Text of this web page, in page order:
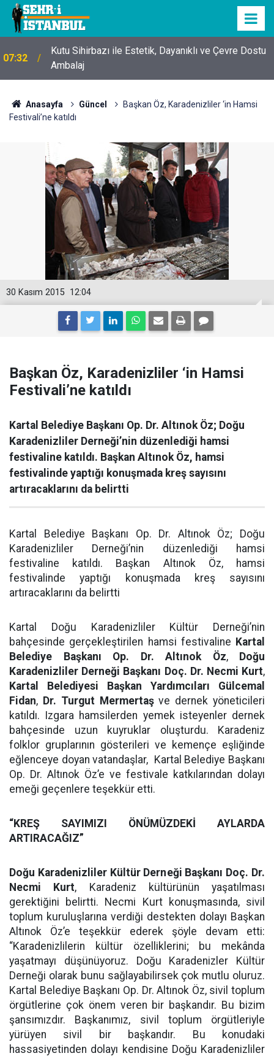
07:32
Kutu Sihirbazı ile Estetik, Dayanıklı ve Çevre Dostu
Ambalaj
Anasayfa Güncel
Başkan Öz, Karadenizliler ‘in Hamsi
Festivali’ne katıldı
12:04
30 Kasım 2015
Başkan Öz, Karadenizliler ‘in Hamsi
Festivali’ne katıldı
Kartal Belediye Başkanı Op. Dr. Altınok Öz; Doğu
Karadenizliler Derneği’nin düzenlediği hamsi
festivaline katıldı. Başkan Altınok Öz, hamsi
festivalinde yaptığı konuşmada kreş sayısını
artıracaklarını da belirtti
Kartal Belediye Başkanı Op. Dr. Altınok Öz; Doğu
Karadenizliler Derneği’nin düzenlediği hamsi
festivaline katıldı. Başkan Altınok Öz, hamsi
festivalinde yaptığı konuşmada kreş sayısını
artıracaklarını da belirtti
Kartal Doğu Karadenizliler Kültür Derneği’nin
bahçesinde gerçekleştirilen hamsi festivaline Kartal
Belediye Başkanı Op. Dr. Altınok Öz,
Doğu
Karadenizliler Derneği Başkanı Doç. Dr. Necmi Kurt,
Kartal Belediyesi Başkan Yardımcıları Gülcemal
Fidan, Dr. Turgut Mermertaşve dernek yöneticileri
katıldı. Izgara hamsilerden yemek isteyenler dernek
bahçesinde uzun kuyruklar oluşturdu. Karadeniz
folklor gruplarının gösterileri ve kemençe eşliğinde
eğlenceye doyan vatandaşlar, Kartal Belediye Başkanı
Op. Dr. Altınok Öz’e ve festivale katkılarından dolayı
emeği geçenlere teşekkür etti.
“KREŞ SAYIMIZI ÖNÜMÜZDEKİ AYLARDA
ARTIRACAĞIZ”
Doğu Karadenizliler Kültür Derneği Başkanı Doç. Dr.
Necmi Kurt, Karadeniz kültürünün yaşatılması
gerektiğini belirtti. Necmi Kurt konuşmasında, sivil
toplum kuruluşlarına verdiği destekten dolayı Başkan
Altınok Öz’e teşekkür ederek şöyle devam etti:
“Karadenizlilerin kültür özelliklerini; bu mekânda
yaşatmayı düşünüyoruz. Doğu Karadenizler Kültür
Derneği olarak bunu sağlayabilirsek çok mutlu oluruz.
Kartal Belediye Başkanı Op. Dr. Altınok Öz, sivil toplum
örgütlerine çok önem veren bir başkandır. Bu bizim
şansımızdır. Başkanımız, sivil toplum örgütleriyle
yürüyen sivil bir başkandır. Bu konudaki
hassasiyetinden dolayı kendisine Doğu Karadenizliler